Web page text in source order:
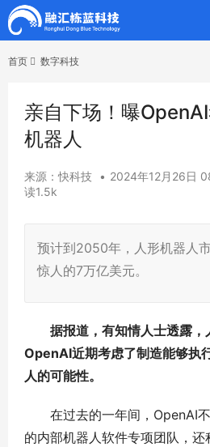
首页 数字科技
亲自下场！曝
机器人
来源：快科技 • 2024年12月26日
读1.5k
预计到2050年，人形机器人
惊人的7万亿美元。
据报道，有知情人士透露，
OpenAI近期考虑了制造能够执
人的可能性。
在过去的一年间，OpenAI不
的内部机器人软件专项团队，